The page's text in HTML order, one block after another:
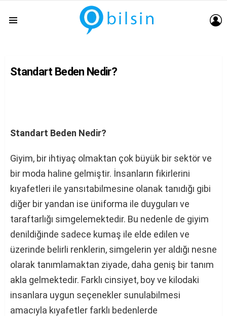
Standart Beden Nedir?
Standart Beden Nedir?
Giyim, bir ihtiyaç olmaktan çok büyük bir sektör ve
bir moda haline gelmiştir. İnsanların fikirlerini
kıyafetleri ile yansıtabilmesine olanak tanıdığı gibi
diğer bir yandan ise üniforma ile duyguları ve
taraftarlığı simgelemektedir. Bu nedenle de giyim
denildiğinde sadece kumaş ile elde edilen ve
üzerinde belirli renklerin, simgelerin yer aldığı nesne
olarak tanımlamaktan ziyade, daha geniş bir tanım
akla gelmektedir. Farklı cinsiyet, boy ve kilodaki
insanlara uygun seçenekler sunulabilmesi
amacıyla kıyafetler farklı bedenlerde